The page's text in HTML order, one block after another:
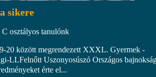
sikere
C osztályos tanulónk
20 között megrendezett XXXL. Gyermek -
LLFelnőtt Uszonyosúszó Országos
érte el...